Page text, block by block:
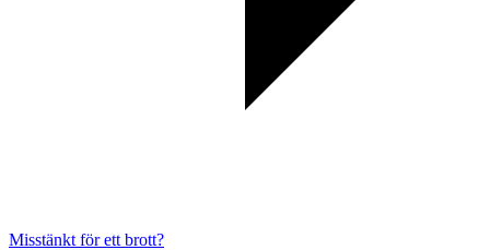
Misstänkt för ett brott?